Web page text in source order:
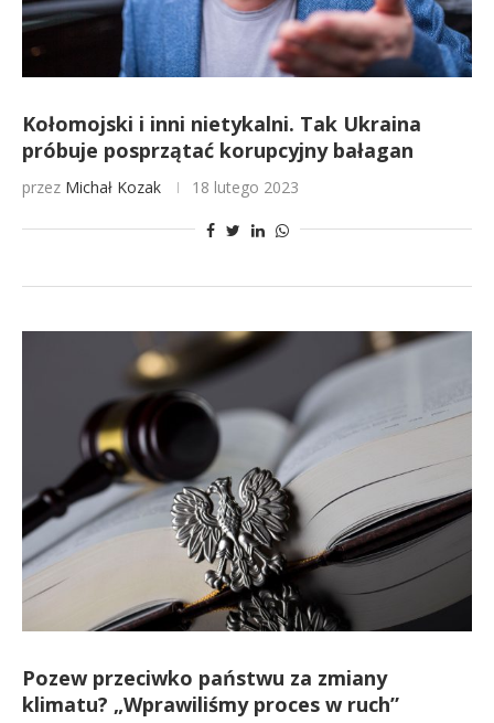
Kołomojski i inni nietykalni. Tak Ukraina
próbuje posprzątać korupcyjny bałagan
przez Michał Kozak 18 lutego 2023
Pozew przeciwko państwu za zmiany
klimatu? „Wprawiliśmy proces w ruch”